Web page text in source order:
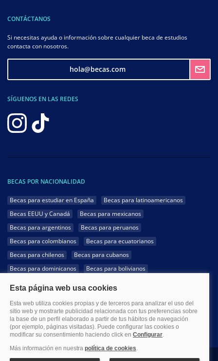
CONTÁCTANOS
Si necesitas ayuda o información sobre cualquier beca de estudios
contacta con nosotros.
hola@becas.com
SÍGUENOS EN LAS REDES
BECAS POR NACIONALIDAD
Becas para estudiar en España
Becas para latinoamericanos
Becas EEUU y Canadá
Becas para mexicanos
Becas para argentinos
Becas para peruanos
Becas para colombianos
Becas para ecuatorianos
Becas para chilenos
Becas para cubanos
Becas para dominicanos
Becas para bolivianos
Becas para hondureños
Becas para paraguayos
Becas para uruguayos
Becas para salvadoreños
1999-2026 Becas.com @Todos los derechos reservados